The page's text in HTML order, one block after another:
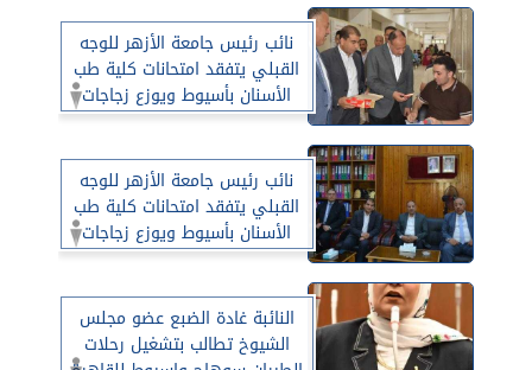
نائب رئيس جامعة الأزهر للوجه
القبلي يتفقد امتحانات كلية طب
الأسنان بأسيوط ويوزع زجاجات
المياه والبسكويت على الطلاب
نائب رئيس جامعة الأزهر للوجه
القبلي يتفقد امتحانات كلية طب
الأسنان بأسيوط ويوزع زجاجات
المياه والبسكويت على الطلاب
النائبة غادة الضبع عضو مجلس
الشيوخ تطالب بتشغيل رحلات